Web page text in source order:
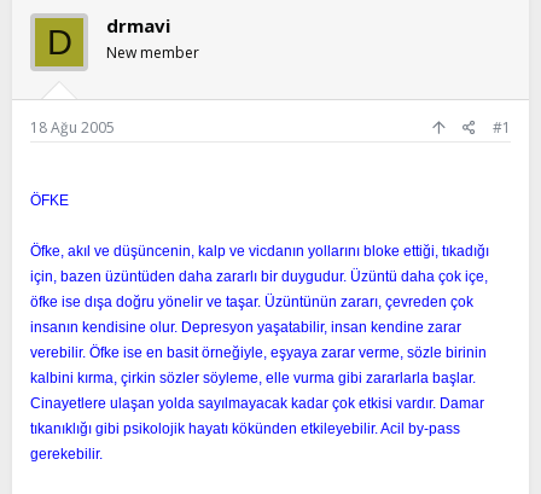
b
u
y
u
b
a
a
t
n
a
n
ı
i
D drmavi
New member
18 Ağu 2005 #1
ÖFKE
Öfke, akıl ve düşüncenin, kalp ve vicdanın yollarını bloke ettiği, tıkadığı
için, bazen üzüntüden daha zararlı bir duygudur. Üzüntü daha çok içe,
öfke ise dışa doğru yönelir ve taşar. Üzüntünün zararı, çevreden çok
insanın kendisine olur. Depresyon yaşatabilir, insan kendine zarar
verebilir. Öfke ise en basit örneğiyle, eşyaya zarar verme, sözle birinin
kalbini kırma, çirkin sözler söyleme, elle vurma gibi zararlarla başlar.
Cinayetlere ulaşan yolda sayılmayacak kadar çok etkisi vardır. Damar
tıkanıklığı gibi psikolojik hayatı kökünden etkileyebilir. Acil by-pass
gerekebilir.